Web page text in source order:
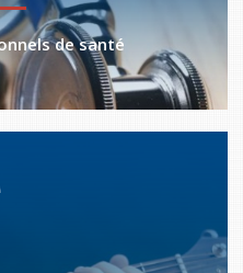
de santé